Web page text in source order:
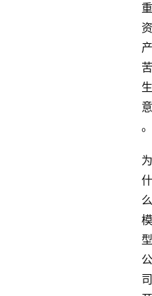
重
资
产
苦
生
意
。
为
什
么
模
型
公
司